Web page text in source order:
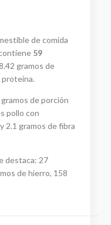
de comida
59
gramos de
proteina.
de porción
pollo con
2.1 gramos de fibra
destaca: 27
de hierro, 158